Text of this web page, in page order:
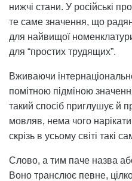
нижчі стани. У російські
те саме значення, що
для найвищої
для “простих трудящих”.
Вживаючи
помітною підміною
такий спосіб приглушує й
мовляв, нема чого
скрізь в усьому світі такі
Слово, а тим паче назва
Воно транслює певне,